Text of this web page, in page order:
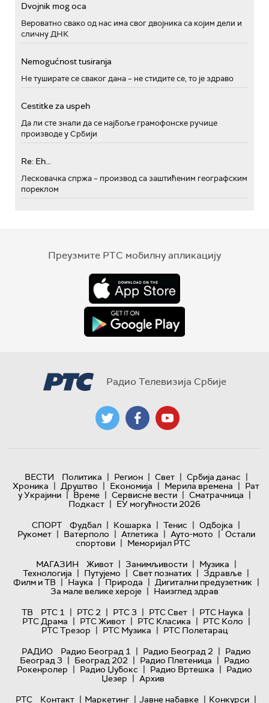
Dvojnik mog oca
Вероватно свако од нас има свог двојника са којим дели и
сличну ДНК
Nemogućnost tusiranja
Не туширате се сваког дана – не стидите се, то је здраво
Cestitke za uspeh
Да ли сте знали да се најбоље грамофонске ручице
производе у Србији
Re: Eh...
Лесковачка спржа – производ са заштићеним географским
пореклом
Преузмите РТС мобилну апликацију
Радио Телевизија Србије
ВЕСТИ Политика | Регион | Свет | Србија данас |
Хроника | Друштво | Економија | Мерила времена | Рат
у Украјини | Време | Сервисне вести | Сматрачница |
Подкаст | ЕУ могућности 2026
СПОРТ
Фудбал | Кошарка | Тенис | Одбојка |
Рукомет | Ватерполо | Атлетика | Ауто-мото | Остали
спортови | Меморијал РТС
МАГАЗИН
Живот | Занимљивости | Музика |
Технологијa | Путујемо | Свет познатих | Здравље |
Филм и ТВ | Наука | Природа | Дигитални предузетник |
За мале велике хероје | Наизглед здрав
ТВ
РТС 1 | РТС 2 | РТС 3 | РТС Свет | РТС Наука |
РТС Драма | РТС Живот | РТС Класика | РТС Коло |
РТС Трезор | РТС Музика | РТС Полетарац
РАДИО
Радио Београд 1 | Радио Београд 2 | Радио
Београд 3 | Београд 202 | Радио Плетеница | Радио
Рокенролер | Радио Џубокс | Радио Вртешка | Радио
Џезер | Архив
РТС
Контакт | Маркетинг | Јавне набавке | Конкурси |